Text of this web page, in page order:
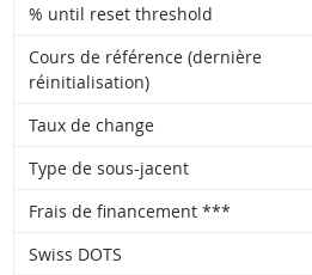
% until reset threshold
Cours de référence (dernière
réinitialisation)
Taux de change
Type de sous-jacent
Frais de financement ***
Swiss DOTS